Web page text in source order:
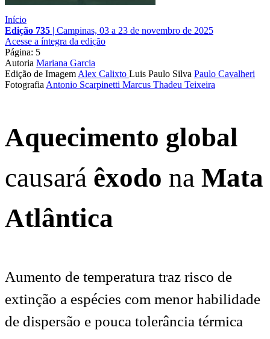
Início
Edição 735 | Campinas, 03 a 23 de novembro de 2025
Acesse a íntegra da edição
Página: 5
Autoria Mariana Garcia
Edição de Imagem Alex Calixto Luis Paulo Silva Paulo Cavalheri
Fotografia Antonio Scarpinetti Marcus Thadeu Teixeira
Aquecimento global
causará êxodo na Mata
Atlântica
Aumento de temperatura traz risco de
extinção a espécies com menor habilidade
de dispersão e pouca tolerância térmica